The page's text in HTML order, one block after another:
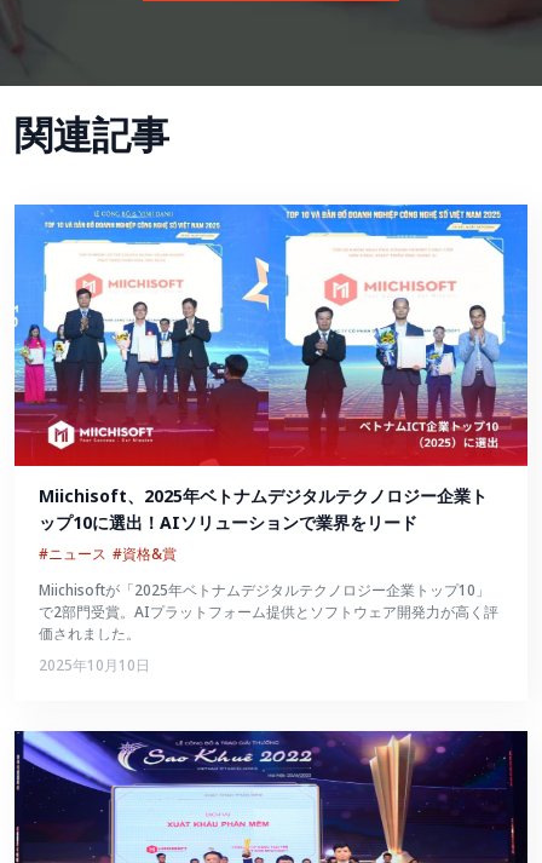
関連記事
Miichisoft、2025年ベトナムデジタルテクノロジー企業ト
ップ10に選出！AIソリューションで業界をリード
#ニュース #資格&賞
Miichisoftが「2025年ベトナムデジタルテクノロジー企業トップ10」
で2部門受賞。AIプラットフォーム提供とソフトウェア開発力が高く評
価されました。
2025年10月10日